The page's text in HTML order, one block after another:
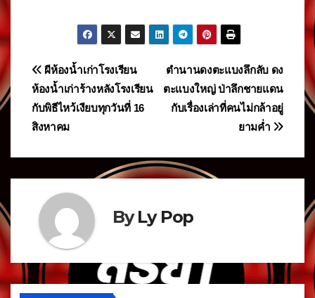
แนะแนว
เรื่อง
ตำนานดงตะแบงลึกลับ ดง
ตะแบงใหญ่ ป่าลึกชายแดน
กับเรื่องเล่าที่คนไม่กล้าอยู่
ยามค่ำ
ผีห้องน้ำเก่าโรงเรียน
ห้องน้ำเก่าร้างหลังโรงเรียน
กับพิธีไหว้เงียบทุกวันที่ 16
สิงหาคม
ByLy Pop